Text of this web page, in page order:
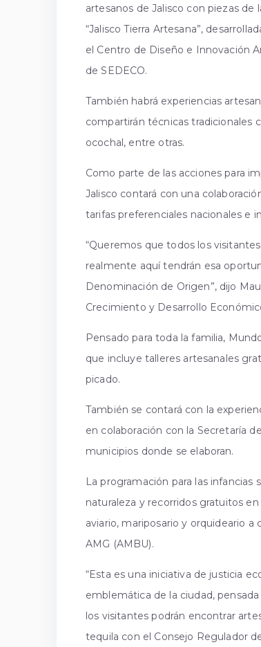
artesanos de Jalisco con piezas de
“Jalisco Tierra Artesana”,
el Centro de Diseño e Innovación
de SEDECO.
También habrá experiencias
compartirán técnicas tradicionales
ocochal, entre otras.
Como parte de las acciones para
Jalisco contará con una
tarifas preferenciales nacionales e
“Queremos que todos los
realmente aquí tendrán esa
Denominación de Origen”, dijo
Crecimiento y Desarrollo
Pensado para toda la familia,
que incluye talleres artesanales
picado.
También se contará con la
en colaboración con la Secretaría
municipios donde se elaboran.
La programación para las
naturaleza y recorridos gratuitos
aviario, mariposario y orquideario
AMG (AMBU).
“Esta es una iniciativa de justicia
emblemática de la ciudad,
los visitantes podrán encontrar
tequila con el Consejo Regulador